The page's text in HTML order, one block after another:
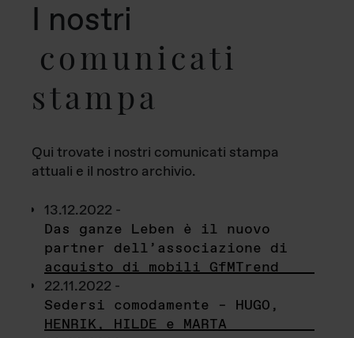
I nostri
comunicati
stampa
Qui trovate i nostri comunicati stampa
attuali e il nostro archivio.
13.12.2022 -
Das ganze Leben è il nuovo
partner dell’associazione di
acquisto di mobili GfMTrend
22.11.2022 -
Sedersi comodamente – HUGO,
HENRIK, HILDE e MARTA